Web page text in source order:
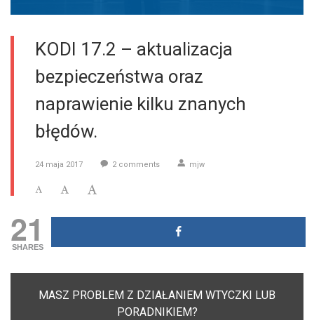
KODI 17.2 – aktualizacja
bezpieczeństwa oraz
naprawienie kilku znanych
błędów.
24 maja 2017 2comments mjw
21
SHARES
MASZ PROBLEM Z DZIAŁANIEM WTYCZKI LUB
PORADNIKIEM?